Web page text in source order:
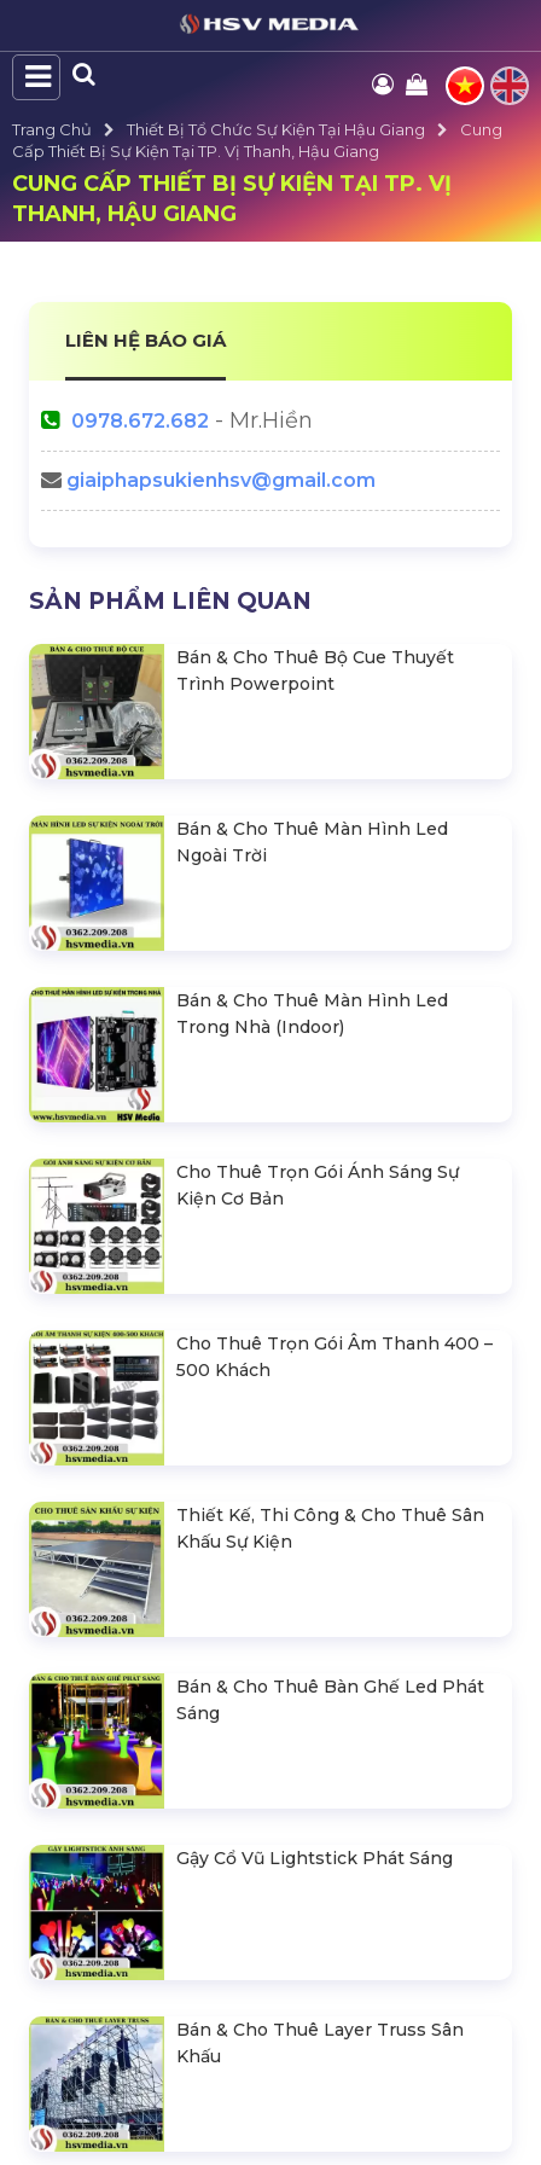
Trang Chủ Thiết Bị Tổ Chức Sự Kiện Tại Hậu Giang
Cung
Cấp Thiết Bị Sự Kiện Tại TP. Vị Thanh, Hậu Giang
CUNG CẤP THIẾT BỊ SỰ KIỆN TẠI TP. VỊ
THANH, HẬU GIANG
LIÊN HỆ BÁO GIÁ
0978.672.682 - Mr.Hiền
giaiphapsukienhsv@gmail.com
SẢN PHẨM LIÊN QUAN
Bán & Cho Thuê Bộ Cue Thuyết
Trình Powerpoint
Bán & Cho Thuê Màn Hình Led
Ngoài Trời
Bán & Cho Thuê Màn Hình Led
Trong Nhà (Indoor)
Cho Thuê Trọn Gói Ánh Sáng Sự
Kiện Cơ Bản
Cho Thuê Trọn Gói Âm Thanh 400 –
500 Khách
Thiết Kế, Thi Công & Cho Thuê Sân
Khấu Sự Kiện
Bán & Cho Thuê Bàn Ghế Led Phát
Sáng
Gậy Cổ Vũ Lightstick Phát Sáng
Bán & Cho Thuê Layer Truss Sân
Khấu